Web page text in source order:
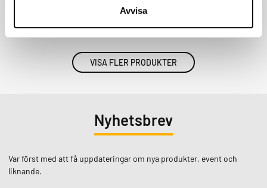
Avvisa
VISA FLER PRODUKTER
Nyhetsbrev
Var först med att få uppdateringar om nya produkter, event och
liknande.